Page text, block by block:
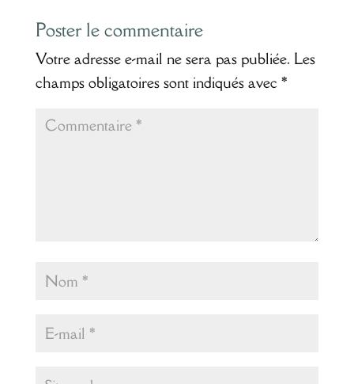
Poster le commentaire
Votre adresse e-mail ne sera pas publiée. Les
champs obligatoires sont indiqués avec *